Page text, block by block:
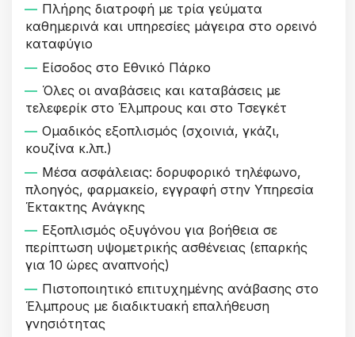
Πλήρης διατροφή με τρία γεύματα
καθημερινά και υπηρεσίες μάγειρα στο ορεινό
καταφύγιο
Είσοδος στο Εθνικό Πάρκο
Όλες οι αναβάσεις και καταβάσεις με
τελεφερίκ στο Έλμπρους και στο Τσεγκέτ
Ομαδικός εξοπλισμός (σχοινιά, γκάζι,
κουζίνα κ.λπ.)
Μέσα ασφάλειας: δορυφορικό τηλέφωνο,
πλοηγός, φαρμακείο, εγγραφή στην Υπηρεσία
Έκτακτης Ανάγκης
Εξοπλισμός οξυγόνου για βοήθεια σε
περίπτωση υψομετρικής ασθένειας (επαρκής
για 10 ώρες αναπνοής)
Πιστοποιητικό επιτυχημένης ανάβασης στο
Έλμπρους με διαδικτυακή επαλήθευση
γνησιότητας